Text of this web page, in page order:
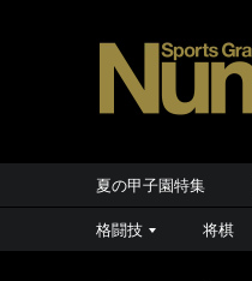
夏の甲子園特集
格闘技 将棋